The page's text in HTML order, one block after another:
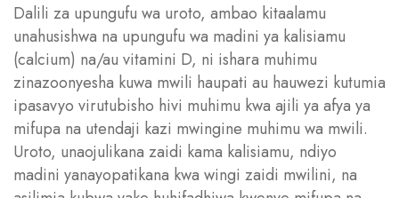
Dalili za upungufu wa uroto, ambao kitaalamu
unahusishwa na upungufu wa madini ya kalisiamu
(calcium) na/au vitamini D, ni ishara muhimu
zinazoonyesha kuwa mwili haupati au hauwezi kutumia
ipasavyo virutubisho hivi muhimu kwa ajili ya afya ya
mifupa na utendaji kazi mwingine muhimu wa mwili.
Uroto, unaojulikana zaidi kama kalisiamu, ndiyo
madini yanayopatikana kwa wingi zaidi mwilini, na